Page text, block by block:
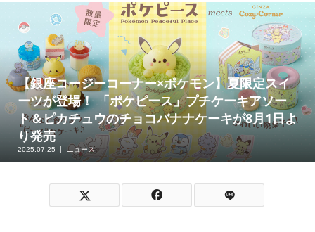
【銀座コージーコーナー×ポケモン】夏限定スイ
ーツが登場！ 「ポケピース」プチケーキアソー
ト＆ピカチュウのチョコバナナケーキが8月1日よ
り発売
2025.07.25 ニュース